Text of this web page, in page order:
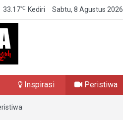
33.17℃ Kediri Sabtu, 8 Agustus 2026
Tangguh
Inspirasi Peristiwa